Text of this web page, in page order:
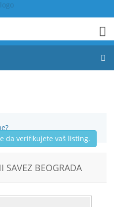
da verifikujete vaš listing.
SAVEZ BEOGRADA